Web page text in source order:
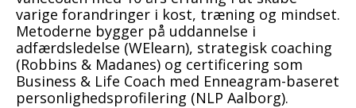
varige forandringer i kost, træning og mindset.
Metoderne bygger på uddannelse i
adfærdsledelse (WElearn), strategisk coaching
(Robbins & Madanes) og certificering som
Business & Life Coach med Enneagram-baseret
personlighedsprofilering (NLP Aalborg).